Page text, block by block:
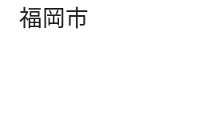
福岡市